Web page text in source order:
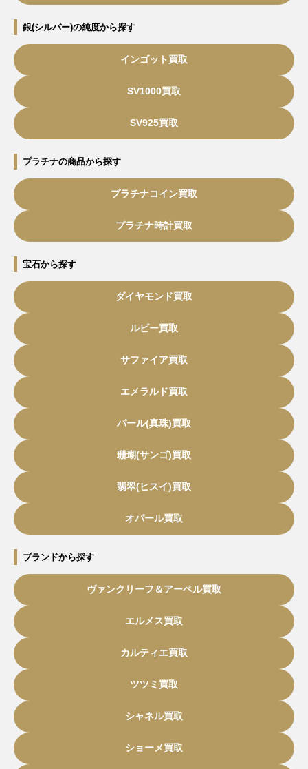
銀(シルバー)の純度から探す
インゴット買取
SV1000買取
SV925買取
プラチナの商品から探す
プラチナコイン買取
プラチナ時計買取
宝石から探す
ダイヤモンド買取
ルビー買取
サファイア買取
エメラルド買取
パール(真珠)買取
珊瑚(サンゴ)買取
翡翠(ヒスイ)買取
オパール買取
ブランドから探す
ヴァンクリーフ＆アーペル買取
エルメス買取
カルティエ買取
ツツミ買取
シャネル買取
ショーメ買取